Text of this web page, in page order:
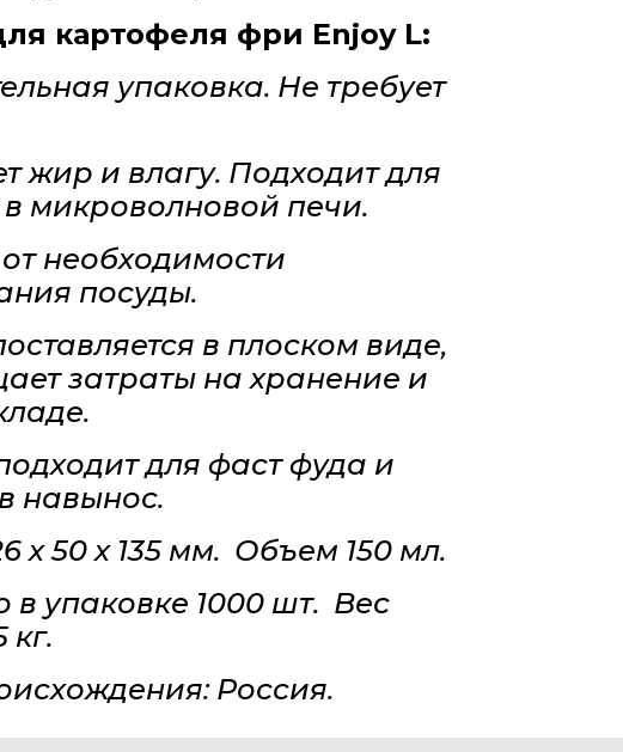
картофеля фри Enjoy L:
упаковка. Не требует
жир и влагу. Подходит для
микроволновой печи.
необходимости
посуды.
в плоском виде,
затраты на хранение и
для фаст фуда и
навынос.
х 50 х 135 мм. Объем 150 мл.
в упаковке 1000 шт. Вес
кг.
Россия.